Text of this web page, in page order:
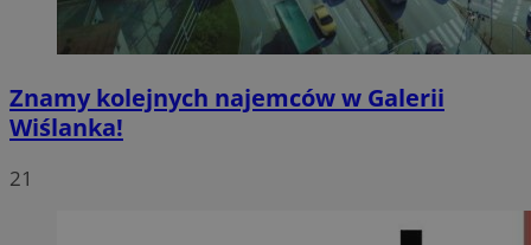
Znamy kolejnych najemców w Galerii
Wiślanka!
21